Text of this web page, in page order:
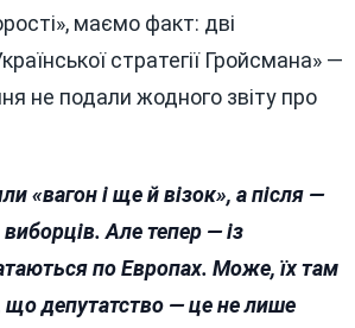
маємо факт: дві
стратегії Гройсмана» —
не подали жодного звіту про
«вагон і ще й візок», а після —
Але тепер — із
по Европах. Може, їх там
що депутатство — це не лише